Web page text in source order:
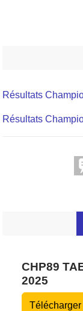
Résultats
Résultats
CHP89
2025